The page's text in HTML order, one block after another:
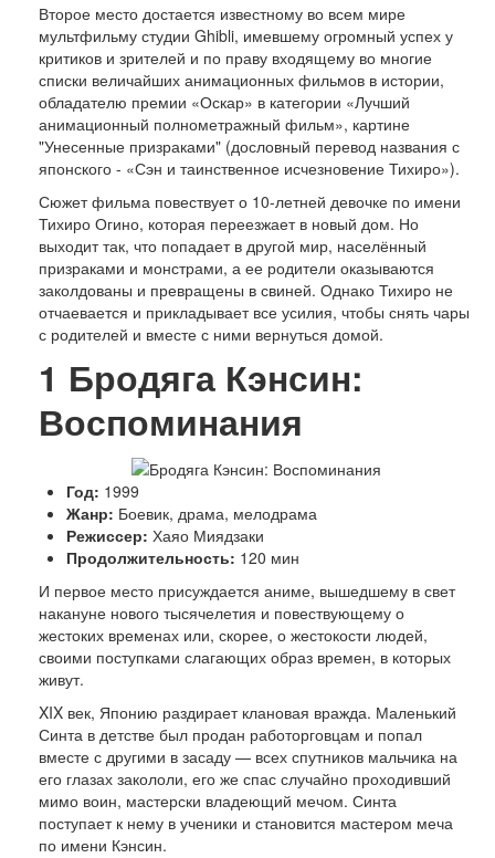
Второе место достается известному во всем мире
мультфильму студии Ghibli, имевшему огромный успех у
критиков и зрителей и по праву входящему во многие
списки величайших анимационных фильмов в истории,
обладателю премии «Оскар» в категории «Лучший
анимационный полнометражный фильм», картине
"Унесенные призраками" (дословный перевод названия с
японского - «Сэн и таинственное исчезновение Тихиро»).
Сюжет фильма повествует о 10-летней девочке по имени
Тихиро Огино, которая переезжает в новый дом. Но
выходит так, что попадает в другой мир, населённый
призраками и монстрами, а ее родители оказываются
заколдованы и превращены в свиней. Однако Тихиро не
отчаевается и прикладывает все усилия, чтобы снять чары
с родителей и вместе с ними вернуться домой.
1 Бродяга Кэнсин:
Воспоминания
Год: 1999
Жанр: Боевик, драма, мелодрама
Режиссер: Хаяо Миядзаки
Продолжительность: 120 мин
И первое место присуждается аниме, вышедшему в свет
накануне нового тысячелетия и повествующему о
жестоких временах или, скорее, о жестокости людей,
своими поступками слагающих образ времен, в которых
живут.
XIX век, Японию раздирает клановая вражда. Маленький
Синта в детстве был продан работорговцам и попал
вместе с другими в засаду — всех спутников мальчика на
его глазах закололи, его же спас случайно проходивший
мимо воин, мастерски владеющий мечом. Синта
поступает к нему в ученики и становится мастером меча
по имени Кэнсин.